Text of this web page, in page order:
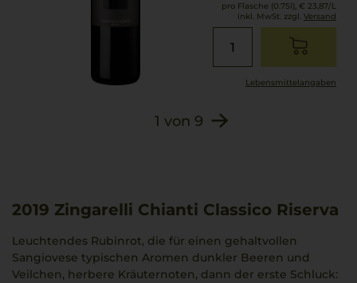
pro Flasche (0.75l), € 23,87/L
inkl. MwSt. zzgl. Versand
Lebensmittel­angaben
1 von 9
2019 Zingarelli Chianti Classico Riserva
Leuchtendes Rubinrot, die für einen gehaltvollen
Sangiovese typischen Aromen dunkler Beeren und
Veilchen, herbere Kräuternoten, dann der erste Schluck: